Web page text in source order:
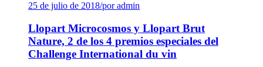
25 de julio de 2018/por admin
Llopart Microcosmos y Llopart Brut
Nature, 2 de los 4 premios especiales del
Challenge International du vin